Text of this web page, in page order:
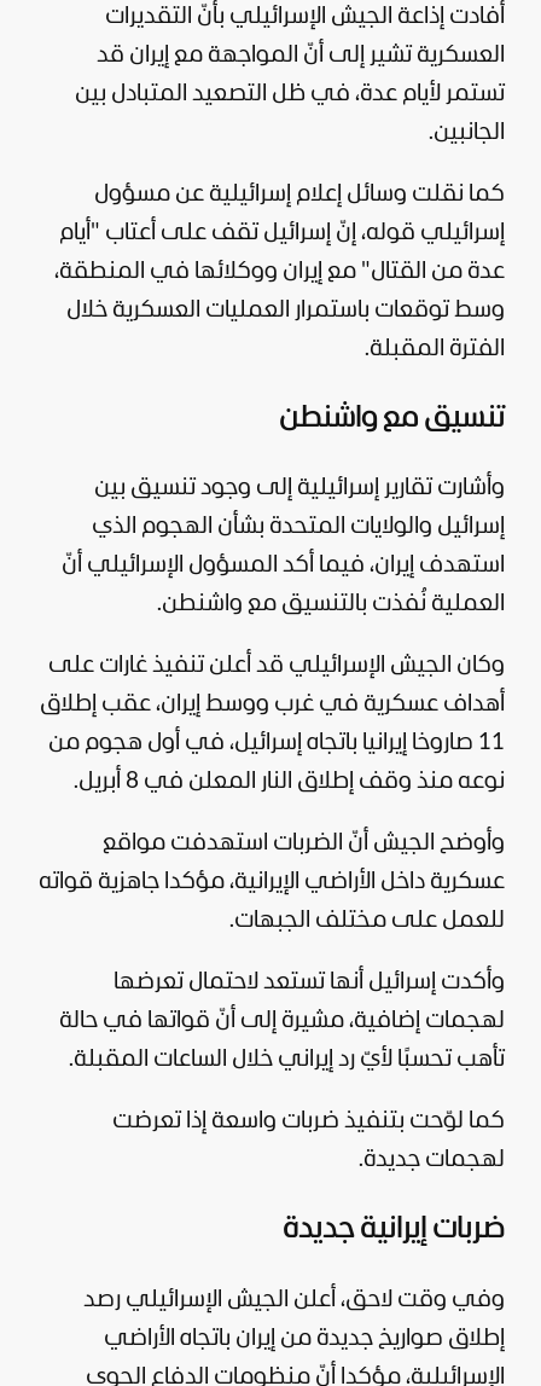
أفادت إذاعة الجيش الإسرائيلي بأنّ التقديرات
العسكرية تشير إلى أنّ المواجهة مع إيران قد
تستمر لأيام عدة، في ظل التصعيد المتبادل بين
الجانبين.
كما نقلت وسائل إعلام إسرائيلية عن مسؤول
إسرائيلي قوله، إنّ إسرائيل تقف على أعتاب "أيام
عدة من القتال" مع إيران ووكلائها في المنطقة،
وسط توقعات باستمرار العمليات العسكرية خلال
الفترة المقبلة.
تنسيق مع واشنطن
وأشارت تقارير إسرائيلية إلى وجود تنسيق بين
إسرائيل والولايات المتحدة بشأن الهجوم الذي
استهدف إيران، فيما أكد المسؤول الإسرائيلي أنّ
العملية نُفذت بالتنسيق مع واشنطن.
وكان الجيش الإسرائيلي قد أعلن تنفيذ غارات على
أهداف عسكرية في غرب ووسط إيران، عقب إطلاق
11 صاروخا إيرانيا باتجاه إسرائيل، في أول هجوم من
نوعه منذ وقف إطلاق النار المعلن في 8 أبريل.
وأوضح الجيش أنّ الضربات استهدفت مواقع
عسكرية داخل الأراضي الإيرانية، مؤكدا جاهزية قواته
للعمل على مختلف الجبهات.
وأكدت إسرائيل أنها تستعد لاحتمال تعرضها
لهجمات إضافية، مشيرة إلى أنّ قواتها في حالة
تأهب تحسبًا لأيّ رد إيراني خلال الساعات المقبلة.
كما لوّحت بتنفيذ ضربات واسعة إذا تعرضت
لهجمات جديدة.
ضربات إيرانية جديدة
وفي وقت لاحق، أعلن الجيش الإسرائيلي رصد
إطلاق صواريخ جديدة من إيران باتجاه الأراضي
الإسرائيلية، مؤكدا أنّ منظومات الدفاع الجوي